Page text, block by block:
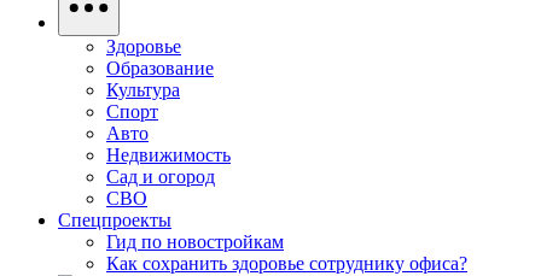
Здоровье
Образование
Культура
Спорт
Авто
Недвижимость
Сад и огород
СВО
Спецпроекты
Гид по новостройкам
Как сохранить здоровье сотруднику офиса?